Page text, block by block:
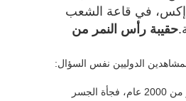
إكس، في قاعة الشعب
حقيبة رأس النمر من
الدوليين نفس السؤال:
الإجابة تكمن في أعماق الجبال الضبابية في جنوب الصين، حيث أصبحت فنون التراث الثقافي غير المادي، المحفوظة منذ أكثر من 2000 عام، فجأة الجسر